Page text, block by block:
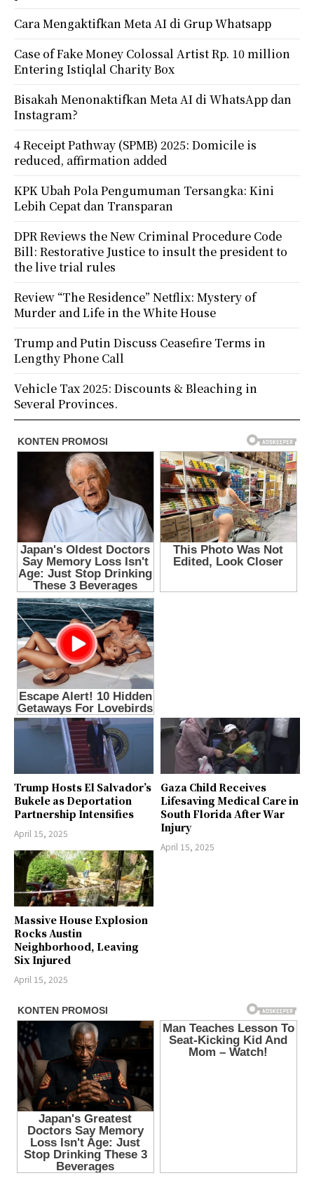
Trump Hosts El Salvador’s
Bukele as Deportation
Partnership Intensifies
April 15, 2025
Gaza Child Receives
Lifesaving Medical Care in
South Florida After War
Injury
April 15, 2025
Massive House Explosion
Rocks Austin
Neighborhood, Leaving
Six Injured
April 15, 2025
Cara Mengaktifkan Meta AI di Grup Whatsapp
Case of Fake Money Colossal Artist Rp. 10 million
Entering Istiqlal Charity Box
Bisakah Menonaktifkan Meta AI di WhatsApp dan
Instagram?
4 Receipt Pathway (SPMB) 2025: Domicile is
reduced, affirmation added
KPK Ubah Pola Pengumuman Tersangka: Kini
Lebih Cepat dan Transparan
DPR Reviews the New Criminal Procedure Code
Bill: Restorative Justice to insult the president to
the live trial rules
Review “The Residence” Netflix: Mystery of
Murder and Life in the White House
Trump and Putin Discuss Ceasefire Terms in
Lengthy Phone Call
Vehicle Tax 2025: Discounts & Bleaching in
Several Provinces.